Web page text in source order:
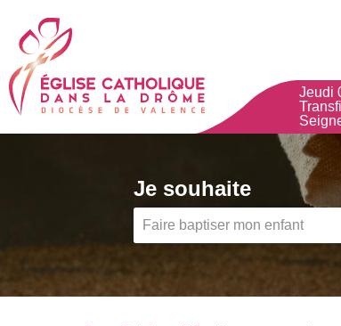
dans
la
Drôme ,
Diocèse
de
Valence
Jeudi
Je souhaite